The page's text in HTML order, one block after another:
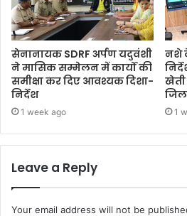
सेनानायक SDRF अर्पण यदुवंशी
ने मासिक सम्मेलन में कार्यों की
समीक्षा कर दिए आवश्यक दिशा-
निर्देश
1 week ago
नशे
खेती
1
Leave a Reply
Your email address will not be